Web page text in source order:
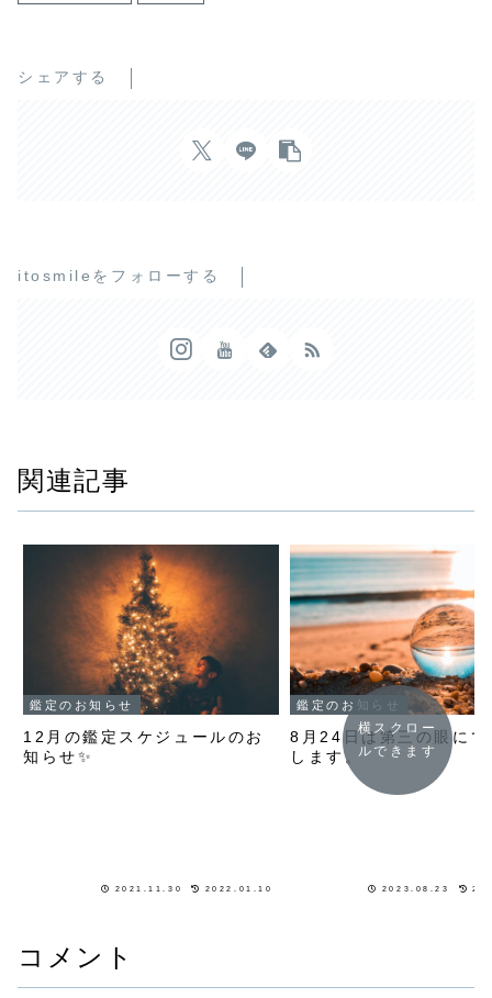
シェアする
itosmileをフォローする
関連記事
鑑定のお知らせ
12月の鑑定スケジュールのお
知らせ✨
2021.11.30 2022.01.10
鑑定のお知らせ
8月24日は第三の眼にて
します。
2023.08.23
横スクロー
ルできます
コメント